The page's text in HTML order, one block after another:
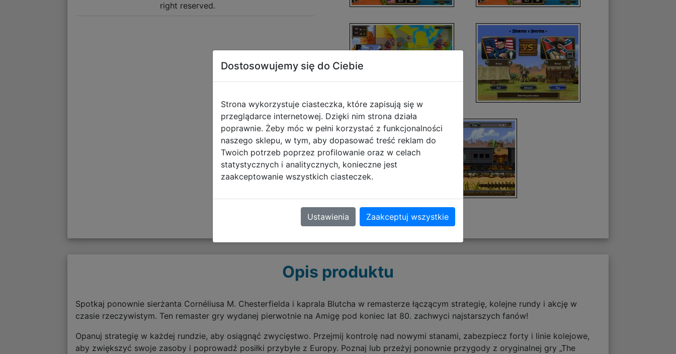
right reserved.
Opis produktu
Spotkaj ponownie sierżanta Cornéliusa M. Chesterfielda i kaprala Blutcha w remasterze łączącym strategię, kolejne rundy i akcję w
czasie rzeczywistym. Ten remaster gry wydanej pierwotnie na Amigę pod koniec lat 80. zachwyci najstarszych fanów!
Opanuj strategię w każdej rundzie, aby osiągnąć zwycięstwo. Przejmij kontrolę nad nowymi stanami, zabezpiecz forty i linie kolejowe,
aby zwiększyć swoje zasoby i poprowadź posiłki przybyłe z Europy. Poznaj lub przeżyj ponownie przygody z oryginalnej gry „The
Dostosowujemy się do Ciebie
Strona wykorzystuje ciasteczka, które zapisują się w
przeglądarce internetowej. Dzięki nim strona działa
poprawnie. Żeby móc w pełni korzystać z funkcjonalności
naszego sklepu, w tym, aby dopasować treść reklam do
Twoich potrzeb poprzez profilowanie oraz w celach
statystycznych i analitycznych, konieczne jest
zaakceptowanie wszystkich ciasteczek.
Ustawienia Zaakceptuj wszystkie